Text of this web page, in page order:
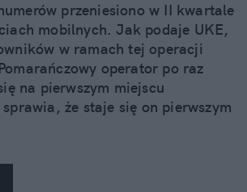
przeniesiono w II kwartale
mobilnych. Jak podaje UKE,
w ramach tej operacji
operator po raz
na pierwszym miejscu
że staje się on pierwszym